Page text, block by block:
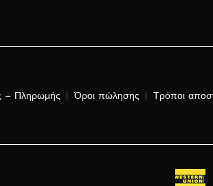
– Πληρωμής Όροι πώλησης Τρόποι